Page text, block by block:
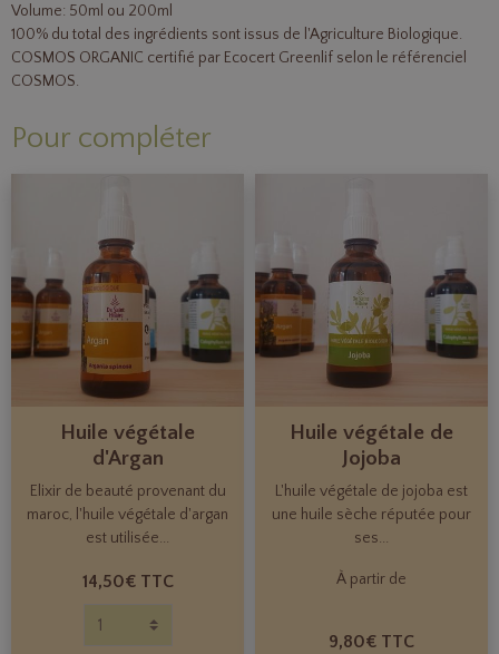
Volume: 50ml ou 200ml
100% du total des ingrédients sont issus de l'Agriculture Biologique.
COSMOS ORGANIC certifié par Ecocert Greenlif selon le référenciel
COSMOS.
Pour compléter
Huile végétale
d'Argan
Elixir de beauté provenant du
maroc, l'huile végétale d'argan
est utilisée...
14,50€ TTC
Huile végétale de
Jojoba
L'huile végétale de jojoba est
une huile sèche réputée pour
ses...
À partir de
9,80€ TTC